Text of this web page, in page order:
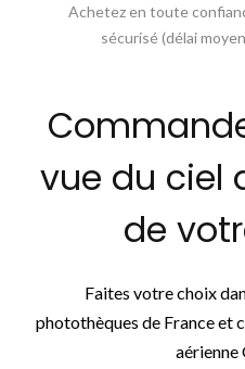
Achetez en toute
sécurisé (délai
vue du ciel
de
Faites votre choix
photothèques de France et
aérienne